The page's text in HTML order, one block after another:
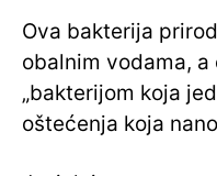
Ova bakterija
obalnim vodama,
„bakterijom koja
oštećenja koja